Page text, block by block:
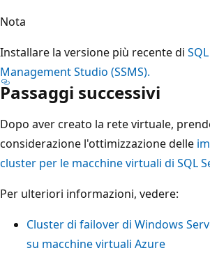
Nota
Installare la versione più recente di
Management Studio (SSMS).
Passaggi successivi
Dopo aver creato la rete virtuale,
considerazione l'ottimizzazione delle
cluster per le macchine virtuali di SQL
Per ulteriori informazioni, vedere:
Cluster di failover di Windows
su macchine virtuali Azure